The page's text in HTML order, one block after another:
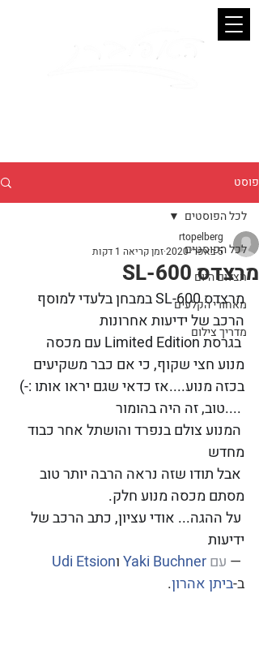
פוסט
לכל הפוסטים
תצלום היום
מאחורי הקלעים
מדריך צילום
לכל הפוסטים
מרצדס SL-600
rtopelberg
5 באפר׳ 2020
זמן קריאה 1 דקות
מרצדס SL-600 במבחן בלעדי למוסף
הרכב של ידיעות אחרונות
בגרסת Limited Edition עם מכסה
מנוע חצי שקוף, כי אם כבר משקיעים
בכזה מנוע....אז כדאי שגם יראו אותו :-)
המנוע צולם בנפרד והושתל אחר כבוד
מחדש
אבל תודו שזה נראה הרבה יותר טוב
מסתם מכסה מנוע חלק.
על ההגה... אודי עציון, כתב הרכב של
ידיעות
‏עם ‏‏‎Yaki Buchner
Udi Etsion
ב-‏ביתן אהרון‏.‏